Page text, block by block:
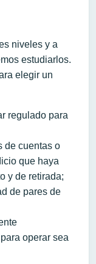
niveles y a
estudiarlos.
elegir un
regulado para
de cuentas o
que haya
y de retirada;
de pares de
operar sea